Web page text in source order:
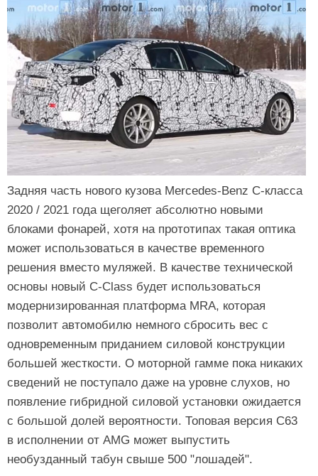
Задняя часть нового кузова Mercedes-Benz C-класса
2020 / 2021 года щеголяет абсолютно новыми
блоками фонарей, хотя на прототипах такая оптика
может использоваться в качестве временного
решения вместо муляжей. В качестве технической
основы новый C-Class будет использоваться
модернизированная платформа MRA, которая
позволит автомобилю немного сбросить вес с
одновременным приданием силовой конструкции
большей жесткости. О моторной гамме пока никаких
сведений не поступало даже на уровне слухов, но
появление гибридной силовой установки ожидается
с большой долей вероятности. Топовая версия C63
в исполнении от AMG может выпустить
необузданный табун свыше 500 "лошадей".